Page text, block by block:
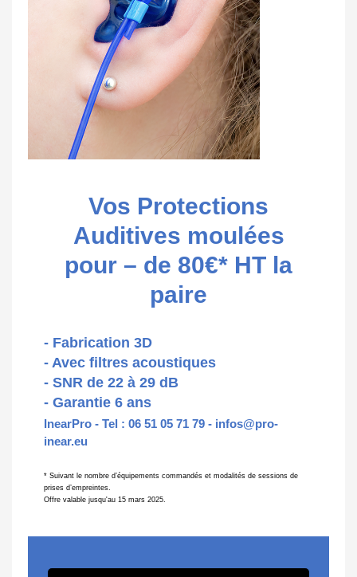
Vos Protections
Auditives moulées
pour – de 80€* HT la
paire
- Fabrication 3D
- Avec filtres acoustiques
- SNR de 22 à 29 dB
- Garantie 6 ans
InearPro - Tel : 06 51 05 71 79 - infos@pro-
inear.eu
* Suivant le nombre d’équipements commandés et modalités de sessions de
prises d’empreintes.
Offre valable jusqu'au 15 mars 2025.